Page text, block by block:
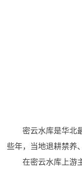
密云水库是华北
些年，当地退耕禁养
在密云水库上游